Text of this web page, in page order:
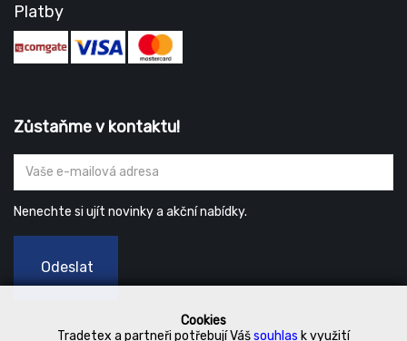
Cookies
Tradetex a partneři potřebují Vášsouhlas k využití
Platby
Zůstaňme v kontaktu!
Nenechte si ujít novinky a akční nabídky.
Odeslat